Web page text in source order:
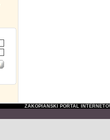
ZAKOPIAŃSKI PORTAL